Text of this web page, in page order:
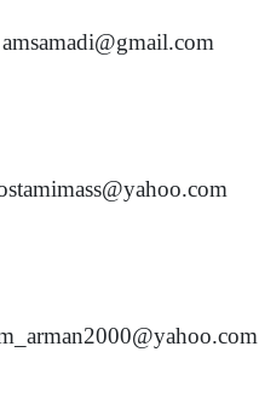
amsamadi@gmail.com